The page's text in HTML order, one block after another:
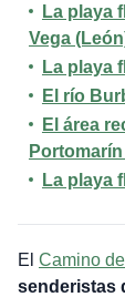
La playa
Vega​​
La playa
El río
El área
Portomarín
La playa
El Camino
senderistas